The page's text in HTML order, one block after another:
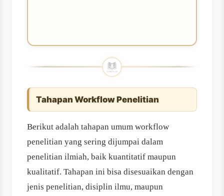
Tahapan Workflow Penelitian
Berikut adalah tahapan umum workflow
penelitian yang sering dijumpai dalam
penelitian ilmiah, baik kuantitatif maupun
kualitatif. Tahapan ini bisa disesuaikan dengan
jenis penelitian, disiplin ilmu, maupun